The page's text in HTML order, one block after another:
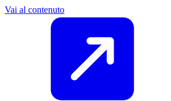
Vai al contenuto